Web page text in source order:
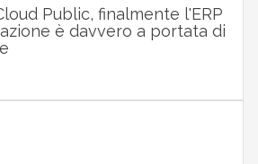
Public, finalmente l'ERP
è davvero a portata di